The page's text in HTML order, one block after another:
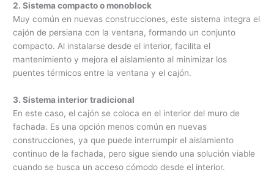
2. Sistema compacto o monoblock
Muy común en nuevas construcciones, este sistema integra el
cajón de persiana con la ventana, formando un conjunto
compacto. Al instalarse desde el interior, facilita el
mantenimiento y mejora el aislamiento al minimizar los
puentes térmicos entre la ventana y el cajón.
3. Sistema interior tradicional
En este caso, el cajón se coloca en el interior del muro de
fachada. Es una opción menos común en nuevas
construcciones, ya que puede interrumpir el aislamiento
continuo de la fachada, pero sigue siendo una solución viable
cuando se busca un acceso cómodo desde el interior.